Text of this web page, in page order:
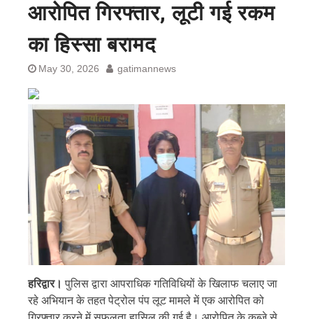
आरोपित गिरफ्तार, लूटी गई रकम
का हिस्सा बरामद
May 30, 2026 gatimannews
हरिद्वार। पुलिस द्वारा आपराधिक गतिविधियों के खिलाफ चलाए जा
रहे अभियान के तहत पेट्रोल पंप लूट मामले में एक आरोपित को